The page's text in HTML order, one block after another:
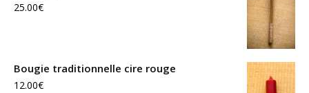
25.00€
Bougie traditionnelle cire rouge
12.00€